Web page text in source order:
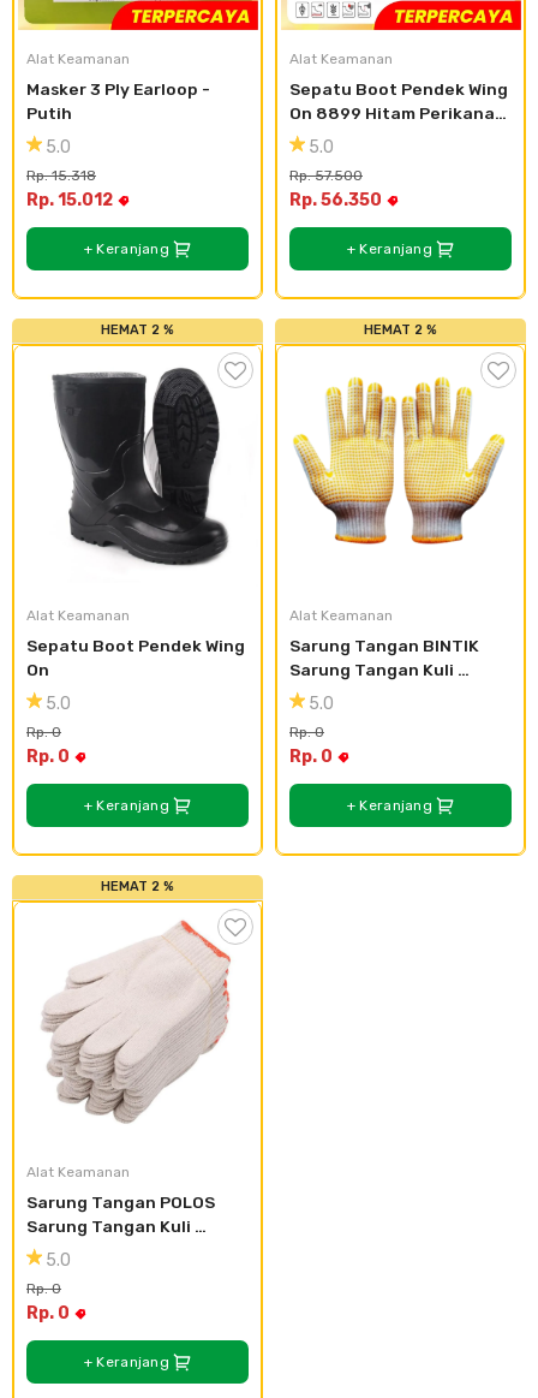
Plafon & Partisi
Sanitari & Aksesorisnya
Peralatan & Perkakas
Aksesoris Perabot
Scaffolding
Konstruksi
Atap & Lantai
Cat dan Kimia
Material Alam
Besi Profil & Plat
Besi Profil & Baja
Semen & Sejenisnya
Sistem Elektrikal
Pompa dan Pipa
Alat Keamanan
Masker 3 Ply Earloop -
Putih
5.0
Rp. 15.318
Rp. 15.012
+ Keranjang
Alat Keamanan
Sepatu Boot Pendek Wing
On 8899 Hitam Perikanan
Perairan Pabrik - 27
5.0
Rp. 57.500
Rp. 56.350
+ Keranjang
HEMAT 2 %
Alat Keamanan
Sepatu Boot Pendek Wing
On
5.0
Rp. 0
Rp. 0
+ Keranjang
HEMAT 2 %
Alat Keamanan
Sarung Tangan BINTIK
Sarung Tangan Kuli
Bangunan Sarung Tangan
5.0
Rp. 0
Rp. 0
+ Keranjang
HEMAT 2 %
Alat Keamanan
Sarung Tangan POLOS
Sarung Tangan Kuli
Bangunan Sarung Tangan
5.0
Rp. 0
Rp. 0
+ Keranjang